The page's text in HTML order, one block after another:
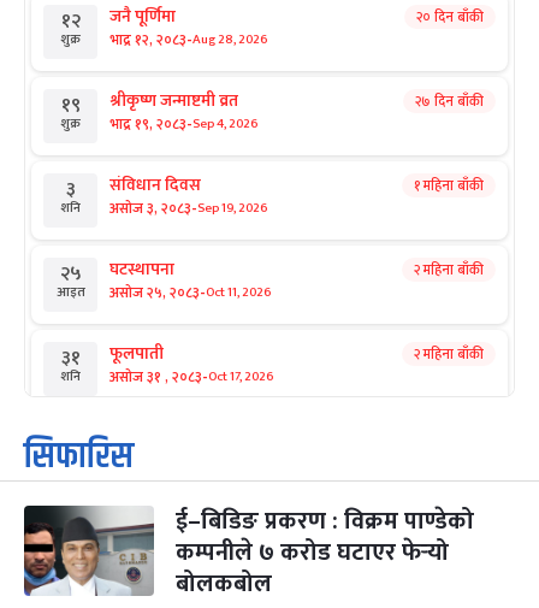
१२
शुक्र
जनै पूर्णिमा
भाद्र १२, २०८३-Aug 28, 2026
२० दिन बाँकी
१९
शुक्र
श्रीकृष्ण जन्माष्टमी व्रत
भाद्र १९, २०८३-Sep 4, 2026
२७ दिन बाँकी
३
शनि
संविधान दिवस
असोज ३, २०८३-Sep 19, 2026
१ महिना बाँकी
२५
आइत
घटस्थापना
असोज २५, २०८३-Oct 11, 2026
२ महिना बाँकी
३१
शनि
फूलपाती
असोज ३१ , २०८३-Oct 17, 2026
२ महिना बाँकी
१
आइत
कार्तिक सङ्क्रान्ति
कार्तिक १, २०८३
३
मंगल
महानवमी
कार्तिक ३, २०८३-Oct 20, 2026
२ महिना बाँकी
सिफारिस
ई–बिडिङ प्रकरण : विक्रम पाण्डेको
कम्पनीले ७ करोड घटाएर फेर्‍यो
बोलकबोल